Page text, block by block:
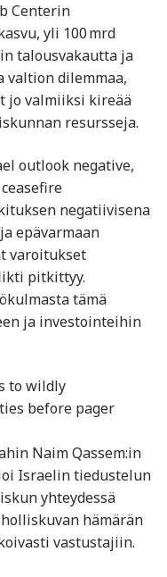
Centerin
yli 100 mrd
talousvakautta ja
valtion dilemmaa,
jo valmiiksi kireää
resursseja.
outlook negative,
negatiivisena
epävarmaan
varoitukset
pitkittyy.
tämä
ja investointeihin
to wildly
before pager
Naim Qassem:in
Israelin tiedustelun
yhteydessä
hämärän
vastustajiin.